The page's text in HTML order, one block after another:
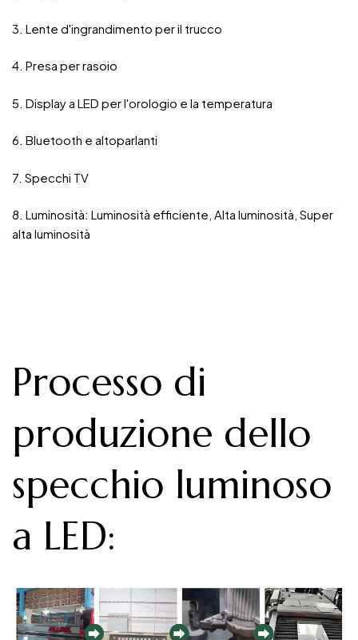
3. Lente d'ingrandimento per il trucco
4. Presa per rasoio
5. Display a LED per l'orologio e la temperatura
6. Bluetooth e altoparlanti
7. Specchi TV
8. Luminosità: Luminosità efficiente, Alta luminosità, Super
alta luminosità
Processo di
produzione dello
specchio luminoso
a LED: